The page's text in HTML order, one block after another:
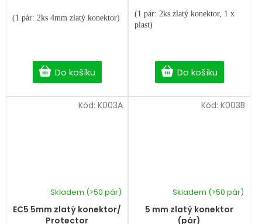
Do košíku
(1 pár: 2ks 4mm zlatý konektor)
Do košíku
(1 pár: 2ks zlatý konektor, 1 x
plast)
EC5 5mm zlatý konektor/
Protector
Skladem (>50 pár)
Kód: K003A
5 mm zlatý konektor
(pár)
Průměrné
hodnocení
Skladem (>50 pár)
Kód: K003B